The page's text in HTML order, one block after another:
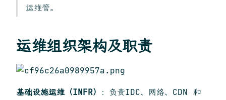
运维管。
运维组织架构及职责
基础设施运维（INFR）
：负责IDC、网络、CDN 和